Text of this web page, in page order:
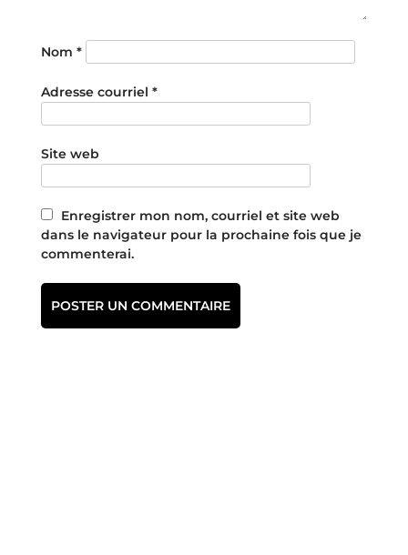
Nom *
Adresse courriel *
Site web
Enregistrer mon nom, courriel et site web
dans le navigateur pour la prochaine fois que je
commenterai.